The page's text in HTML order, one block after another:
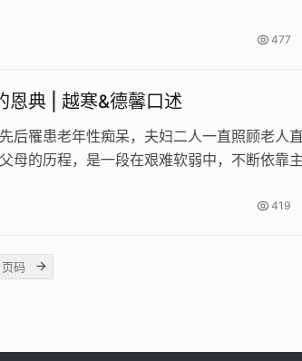
477
恩典 | 越寒&德馨口述
后罹患老年性痴呆，夫妇二人一直照顾老人
母的历程，是一段在艰难软弱中，不断依靠
419